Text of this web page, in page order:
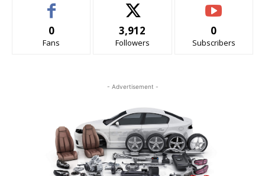
0
Fans
3,912
Followers
0
Subscribers
- Advertisement -